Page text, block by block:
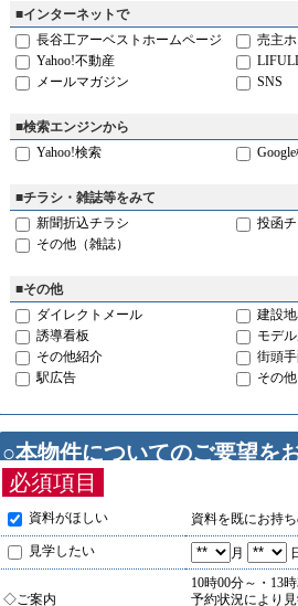
■インターネットで
長谷工アーベストホームページ
売主
Yahoo!不動産
メールマガジン
SNS
■検索エンジンから
Yahoo!検索
■チラシ・雑誌等をみて
新聞折込チラシ
投函
その他（雑誌）
■その他
ダイレクトメール
建設
誘導看板
モデ
その他紹介
街頭
駅広告
その他
○本物件についてのご要望
必須項目
資料がほしい 資料を既にお持
見学したい 月
◇ご案内
10時00分～・13
予約状況により